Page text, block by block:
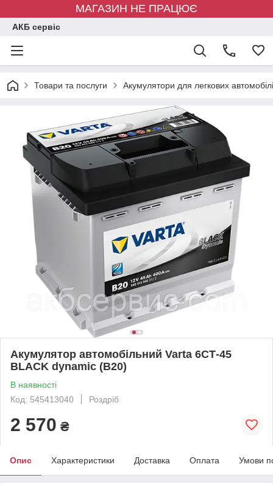
МАГАЗИН НЕ ПРАЦЮЄ
АКБ сервіс
Товари та послуги Акумулятори для легкових
Акумулятор автомобільний Varta 6СТ-45
BLACK dynamic (B20)
В наявності
Код: 545413040
Роздріб
2 570 ₴
Опис Характеристики Доставка Оплата Умови